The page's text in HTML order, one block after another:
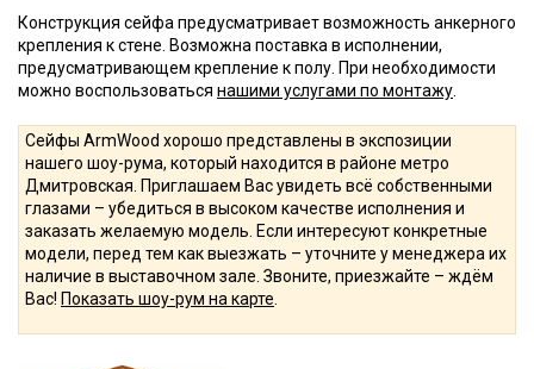
Конструкция сейфа предусматривает возможность анкерного
крепления к стене. Возможна поставка в исполнении,
предусматривающем крепление к полу. При необходимости
можно воспользоваться нашими услугами по монтажу
Сейфы ArmWood хорошо представлены в экспозиции
нашего шоу-рума, который находится в районе метро
Дмитровская. Приглашаем Вас увидеть всё собственными
глазами – убедиться в высоком качестве исполнения и
заказать желаемую модель. Если интересуют конкретные
модели, перед тем как выезжать – уточните у менеджера их
наличие в выставочном зале. Звоните, приезжайте – ждём
Вас! Показать шоу-рум на карте